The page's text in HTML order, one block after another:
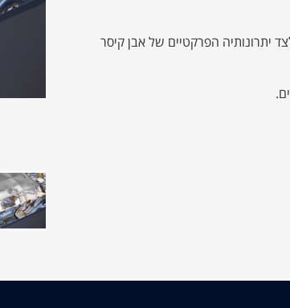
יתרונותיה הפרקטיים של אבן קיסר